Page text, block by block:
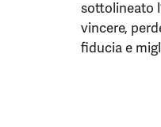
sottolineato
vincere,
fiducia e